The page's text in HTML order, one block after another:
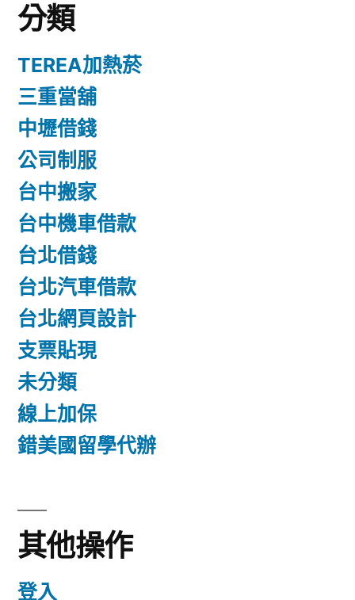
分類
TEREA加熱菸
三重當舖
中壢借錢
公司制服
台中搬家
台中機車借款
台北借錢
台北汽車借款
台北網頁設計
支票貼現
未分類
線上加保
錯美國留學代辦
其他操作
登入